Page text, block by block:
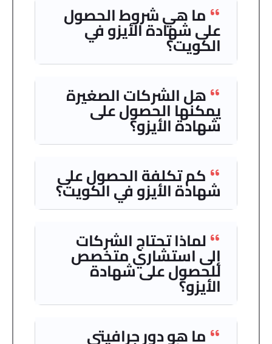
ما هي شروط الحصول
على شهادة الأيزو في
الكويت؟
هل الشركات الصغيرة
يمكنها الحصول على
شهادة الأيزو؟
كم تكلفة الحصول على
شهادة الأيزو في الكويت؟
لماذا تحتاج الشركات
إلى استشاري متخصص
للحصول على شهادة
الأيزو؟
ما هو دور جرافيتي